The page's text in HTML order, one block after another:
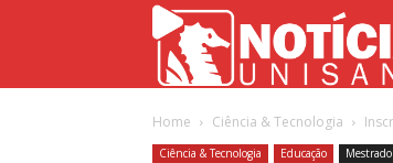
Home Ciência & Tecnologia
Ciência & Tecnologia Educação Mestrado